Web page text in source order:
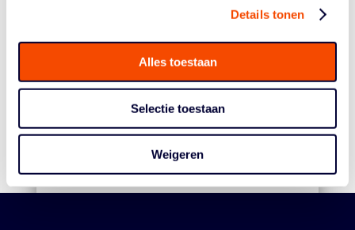
Details tonen
Alles toestaan
Selectie toestaan
Weigeren
MANNEN U18 STAAN IN HALVE
FINALE EK: WAT MAAKT DIT
TEAM ZO GOED?
1 Aug, 26
Lees meer